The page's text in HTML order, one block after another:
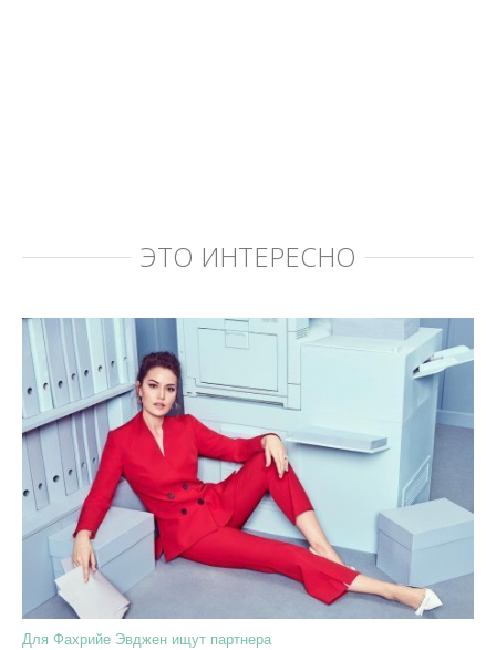
ЭТО ИНТЕРЕСНО
Для Фахрийе Эвджен ищут партнера